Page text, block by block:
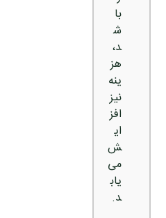
با
ش
د،
هز
ینه
نیز
افز
ای
ش
می‌
یاب
د.